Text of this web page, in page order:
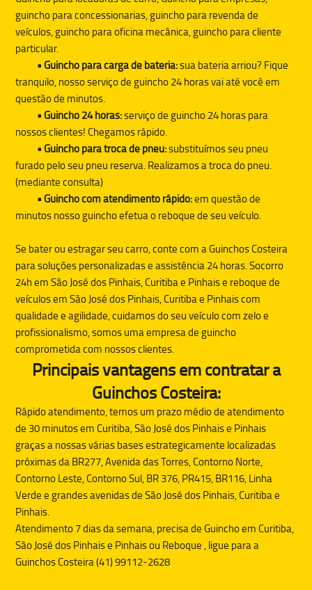
guincho para concessionarias, guincho para revenda de
veículos, guincho para oficina mecânica, guincho para cliente
particular.
• Guincho para carga de bateria:sua bateria arriou? Fique
tranquilo, nosso serviço de guincho 24 horas vai até você em
questão de minutos.
• Guincho 24 horas:serviço de guincho 24 horas para
nossos clientes! Chegamos rápido.
• Guincho para troca de pneu:substituímos seu pneu
furado pelo seu pneu reserva. Realizamos a troca do pneu.
(mediante consulta)
• Guincho com atendimento rápido:em questão de
minutos nosso guincho efetua o reboque de seu veículo.
Se bater ou estragar seu carro, conte com aGuinchos Costeira
para soluções personalizadas e assistência 24 horas. Socorro
24h em São José dos Pinhais, Curitiba e Pinhais e reboque de
veículos em São José dos Pinhais, Curitiba e Pinhais com
qualidade e agilidade, cuidamos do seu veículo com zelo e
profissionalismo, somos uma empresa de guincho
comprometida com nossos clientes.
Principais vantagens em contratar a
Guinchos Costeira:
Rápido atendimento, temos um prazo médio de atendimento
de 30 minutos em Curitiba, São José dos Pinhais e Pinhais
graças a nossas várias bases estrategicamente localizadas
próximas da BR277, Avenida das Torres, Contorno Norte,
Contorno Leste, Contorno Sul, BR 376, PR415, BR116, Linha
Verde e grandes avenidas de São José dos Pinhais, Curitiba e
Pinhais.
Atendimento 7 dias da semana, precisa deGuinchoem Curitiba,
São José dos Pinhais e Pinhais ou Reboque , ligue para a
Guinchos Costeira (41) 99112-2628